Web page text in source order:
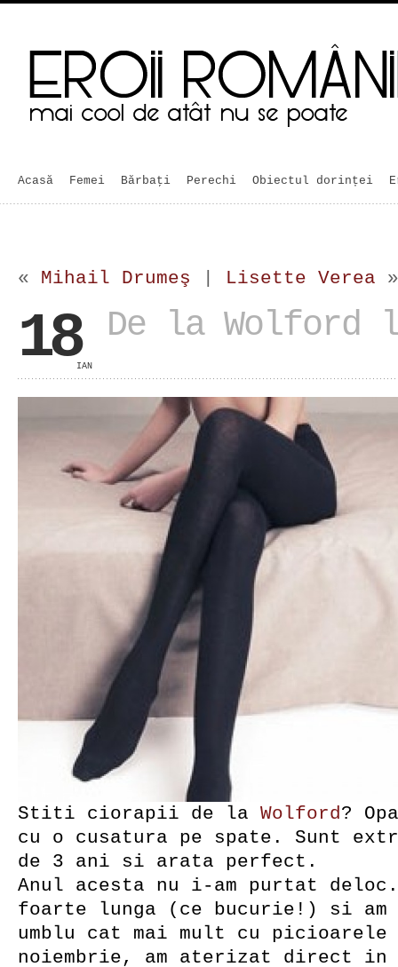
Acasă Femei Bărbaţi Perechi Obiectul dorinței
« Mihail Drumeş Lisette Verea »
18IAN
De la Wolford
Stiti ciorapii de la Wolford?
cu o cusatura pe spate. Sunt
de 3 ani si arata perfect.
Anul acesta nu i-am purtat
foarte lunga (ce bucurie!) si am
umblu cat mai mult cu
noiembrie, am aterizat direct